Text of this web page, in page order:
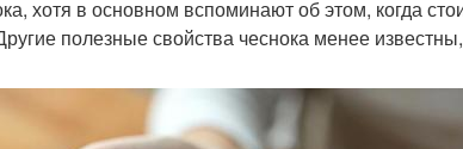
хотя в основном вспоминают об этом, когда
полезные свойства чеснока менее